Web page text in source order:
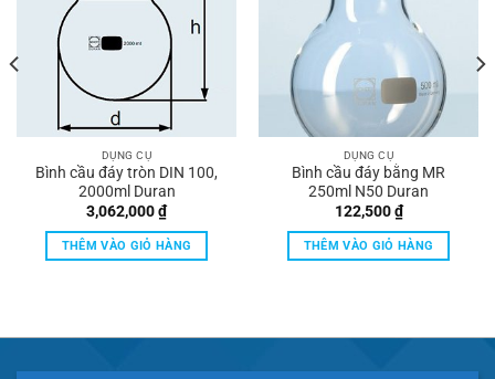
DỤNG CỤ
Bình cầu đáy tròn DIN 100,
2000ml Duran
3,062,000₫
THÊM VÀO GIỎ HÀNG
DỤNG CỤ
Bình cầu đáy bằng MR
250ml N50 Duran
122,500₫
THÊM VÀO GIỎ HÀNG